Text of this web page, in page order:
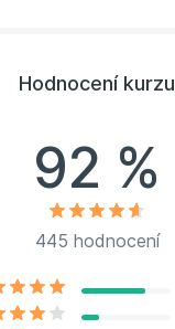
Hodnocení kurzu
92 %
445 hodnocení